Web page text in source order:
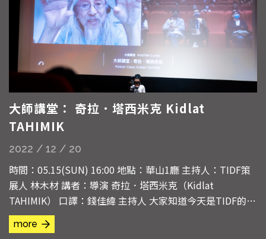
大師講堂： 奇拉．塔西米克 Kidlat
TAHIMIK
2022 / 12 / 20
時間：05.15(SUN) 16:00 地點：華山1廳 主持人：TIDF策
展人 林木材 講者：導演 奇拉．塔西米克（Kidlat
TAHIMIK） 口譯：錢佳緯 主持人 大家知道今天是TIDF的最
後一天，這部片作為我個人的閉幕片，大家有看到我的「必
必必」推薦清單，希望你們有被燒到。塔西米克是2010年
more